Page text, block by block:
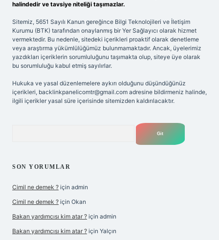
halindedir ve tavsiye niteliği taşımazlar.
Sitemiz, 5651 Sayılı Kanun gereğince Bilgi Teknolojileri ve İletişim
Kurumu (BTK) tarafından onaylanmış bir Yer Sağlayıcı olarak hizmet
vermektedir. Bu nedenle, sitedeki içerikleri proaktif olarak denetleme
veya araştırma yükümlülüğümüz bulunmamaktadır. Ancak, üyelerimiz
yazdıkları içeriklerin sorumluluğunu taşımakta olup, siteye üye olarak
bu sorumluluğu kabul etmiş sayılırlar.
Hukuka ve yasal düzenlemelere aykırı olduğunu düşündüğünüz
içerikleri, backlinkpanelicomtr@gmail.com adresine bildirmeniz halinde,
ilgili içerikler yasal süre içerisinde sitemizden kaldırılacaktır.
SON YORUMLAR
Cimil ne demek ? için admin
Cimil ne demek ? için Okan
Bakan yardımcısı kim atar ? için admin
Bakan yardımcısı kim atar ? için Yalçın